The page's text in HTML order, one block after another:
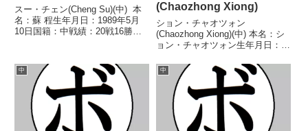
スー・チェン(Cheng Su)(中) 本
名：蘇 程生年月日：1989年5月
10日国籍：中戦績：20戦16勝
ルター級王座 【戦歴】
2013/12/06 ○4R判定 (採...
(Chaozhong Xiong)
ション・チャオツォン
(Chaozhong Xiong)(中) 本名：シ
ョン・チャオツォン生年月日：
戦27勝(14KO)8敗1分 【獲得タイ
トル】WBCアジア(ABCO)フライ
級王座WBCアジア(ABCO...
中 中